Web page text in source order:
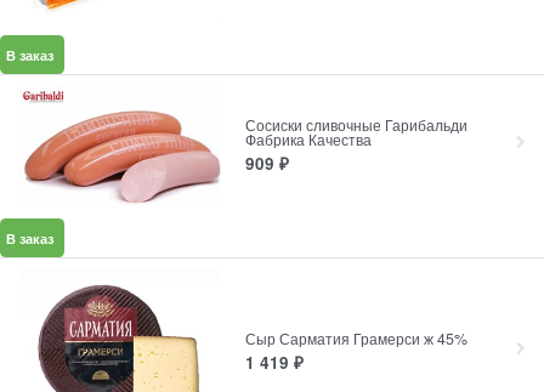
В заказ
Сосиски сливочные Гарибальди
Фабрика Качества
909 ₽
В заказ
Сыр Сарматия Грамерси ж 45%
1 419 ₽